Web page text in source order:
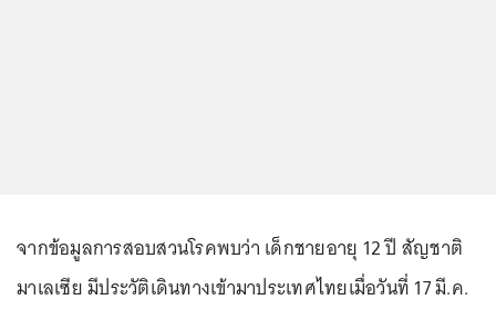
จากข้อมูลการสอบสวนโรคพบว่า เด็กชายอายุ 12 ปี สัญชาติ
มาเลเซีย มีประวัติเดินทางเข้ามาประเทศไทยเมื่อวันที่ 17 มี.ค.